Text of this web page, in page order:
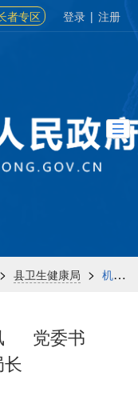
者专区 登录 | 注册
> 县卫生健康局 > 机构信息
党委书